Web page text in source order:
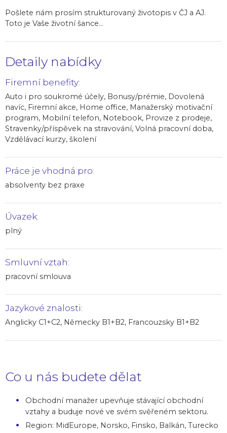
Pošlete nám prosím strukturovaný životopis v ČJ a AJ.
Toto je Vaše životní šance...
Detaily nabídky
Firemní benefity:
Auto i pro soukromé účely, Bonusy/prémie, Dovolená
navíc, Firemní akce, Home office, Manažerský motivační
program, Mobilní telefon, Notebook, Provize z prodeje,
Stravenky/příspěvek na stravování, Volná pracovní doba,
Vzdělávací kurzy, školení
Práce je vhodná pro:
absolventy bez praxe
Úvazek:
plný
Smluvní vztah:
pracovní smlouva
Jazykové znalosti:
Anglicky C1+C2, Německy B1+B2, Francouzsky B1+B2
Co u nás budete dělat
Obchodní manažer upevňuje stávající obchodní
vztahy a buduje nové ve svém svěřeném sektoru.
Region: MidEurope, Norsko, Finsko, Balkán, Turecko